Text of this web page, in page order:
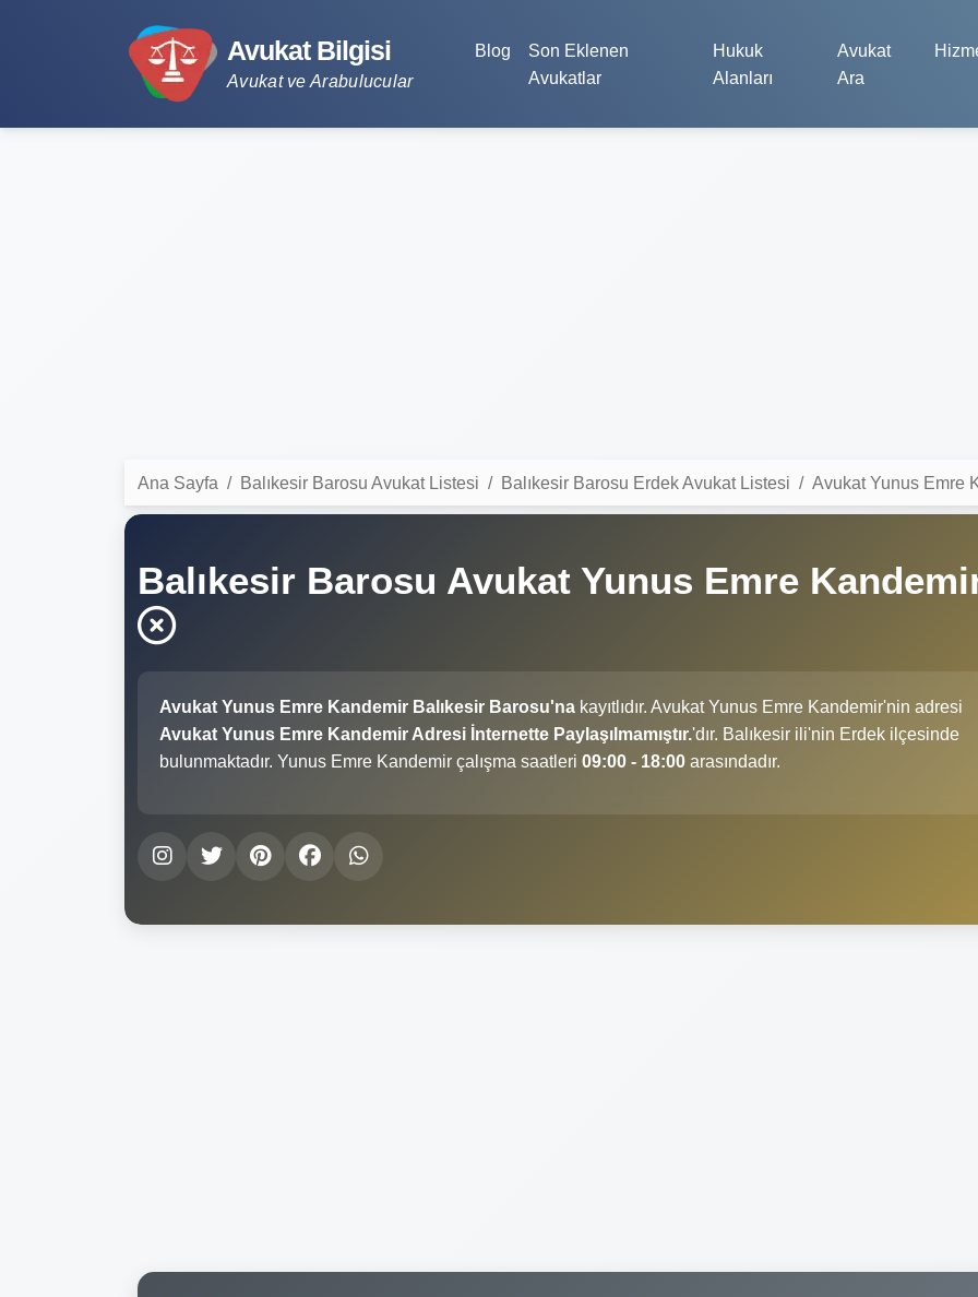
Avukat Bilgisi
Avukat ve Arabulucular
Blog
Son Eklenen
Avukatlar
Hukuk
Alanları
Avukat
Ara
Ana Sayfa Balıkesir Barosu Avukat Listesi Balıkesir Barosu Erdek Avukat Listesi Avukat Yunus Emre
Balıkesir Barosu Avukat Yunus Emre
Avukat Yunus Emre Kandemir Balıkesir Barosu'na kayıtlıdır. Avukat Yunus Emre Kandemir'nin adresi
Avukat Yunus Emre Kandemir Adresi İnternette Paylaşılmamıştır.'dır. Balıkesir ili'nin Erdek ilçesinde
bulunmaktadır. Yunus Emre Kandemir çalışma saatleri 09:00 - 18:00 arasındadır.